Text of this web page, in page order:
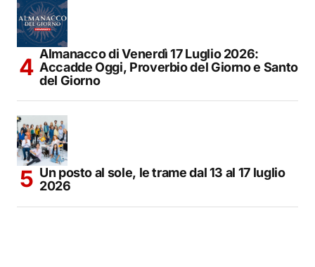
Almanacco di Venerdì 17 Luglio 2026:
Accadde Oggi, Proverbio del Giorno e Santo
del Giorno
Un posto al sole, le trame dal 13 al 17 luglio
2026